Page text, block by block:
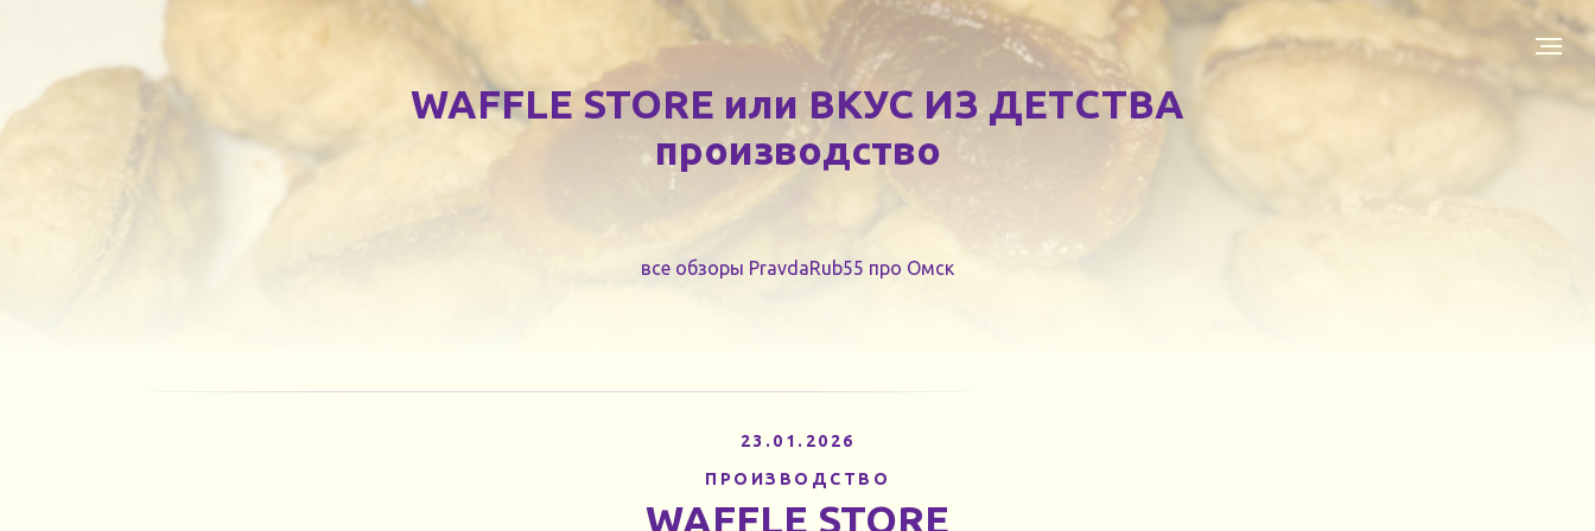
WAFFLE STORE или ВКУС ИЗ ДЕТСТВА
производство
все обзоры PravdaRub55 про Омск
23.01.2026
ПРОИЗВОДСТВО
WAFFLE STORE